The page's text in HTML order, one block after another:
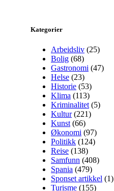
Kategorier
Arbeidsliv (25)
Bolig (68)
Gastronomi (47)
Helse (23)
Historie (53)
Klima (113)
Kriminalitet (5)
Kultur(221)
Kunst (66)
Økonomi (97)
Politikk (124)
Reise (138)
Samfunn (408)
Spania (479)
Sponset artikkel (1)
Turisme (155)